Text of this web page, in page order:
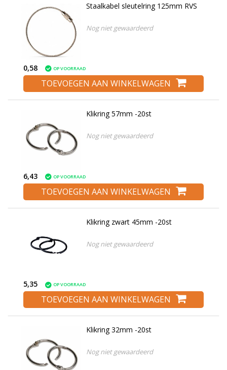
Staalkabel sleutelring 125mm RVS
Nog niet gewaardeerd
0,58 OP VOORRAAD
TOEVOEGEN AAN WINKELWAGEN
Klikring 57mm -20st
Nog niet gewaardeerd
6,43 OP VOORRAAD
TOEVOEGEN AAN WINKELWAGEN
Klikring zwart 45mm -20st
Nog niet gewaardeerd
5,35 OP VOORRAAD
TOEVOEGEN AAN WINKELWAGEN
Klikring 32mm -20st
Nog niet gewaardeerd